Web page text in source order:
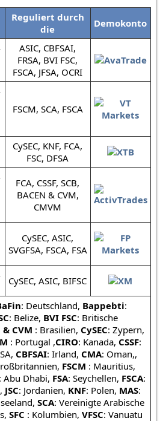
Reguliert durch
die
Demokonto
ASIC, CBFSAI,
FRSA, BVI FSC,
FSCA, JFSA, OCRI
FSCM, SCA, FSCA
CySEC, KNF, FCA,
FSC, DFSA
FCA, CSSF, SCB,
BACEN & CVM,
CMVM
CySEC, ASIC,
SVGFSA, FSCA, FSA
CySEC, ASIC, BIFSC
: Deutschland, Bappebti:
: Belize, BVI FSC: Britische
& CVM : Brasilien, CySEC: Zypern,
: Portugal ,CIRO: Kanada, CSSF:
CBFSAI: Irland, CMA: Oman,,
FSCM : Mauritius,
Abu Dhabi, FSA: Seychellen, FSCA:
JSC: Jordanien, KNF: Polen, MAS:
SCA: Vereinigte Arabische
SFC : Kolumbien,VFSC: Vanuatu